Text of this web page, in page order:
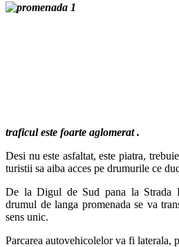
traficul este foarte aglomerat .
Desi nu este asfaltat, este piatra,
turistii sa aiba acces pe drumurile ce
De la Digul de Sud pana la Strada
drumul de langa promenada se va
sens unic.
Parcarea autovehicolelor va fi laterala,